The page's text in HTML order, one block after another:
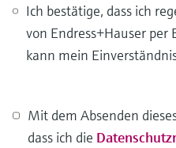
Ich bestätige, dass ich
von Endress+Hauser
kann mein
Mit dem Absenden
dass ich die